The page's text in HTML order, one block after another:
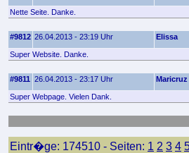
Nette Seite. Danke.
#9812 26.04.2013 - 23:19 Uhr Elissa
Super Website. Danke.
#9811 26.04.2013 - 23:17 Uhr Maricruz
Super Webpage. Vielen Dank.
Eintr�ge: 174510 - Seiten: 1 2 3 4